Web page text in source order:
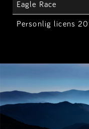
Eagle Race
Personlig licens